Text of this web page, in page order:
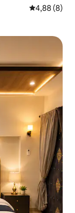
Gemiddelde
4,88 (8)